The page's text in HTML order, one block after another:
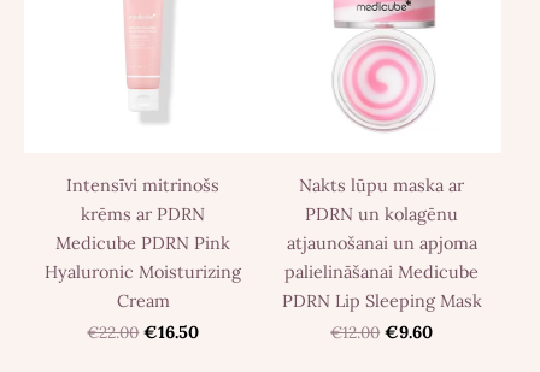
Intensīvi mitrinošs
krēms ar PDRN
Medicube PDRN Pink
Hyaluronic Moisturizing
Cream
€22.00 €16.50
Nakts lūpu maska ​​ar
PDRN un kolagēnu
atjaunošanai un apjoma
palielināšanai Medicube
PDRN Lip Sleeping Mask
€12.00 €9.60